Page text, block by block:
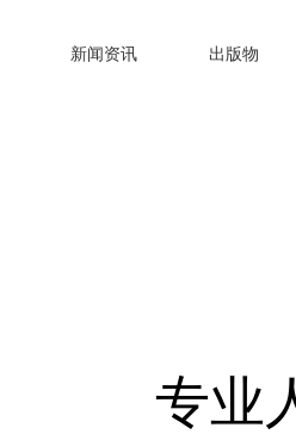
新闻资讯 出版物
专业